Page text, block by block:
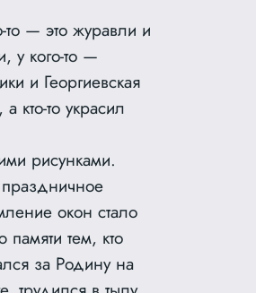
то — это журавли и
у кого-то —
и Георгиевская
а кто-то украсил
рисунками.
праздничное
окон стало
тем, кто
за Родину на